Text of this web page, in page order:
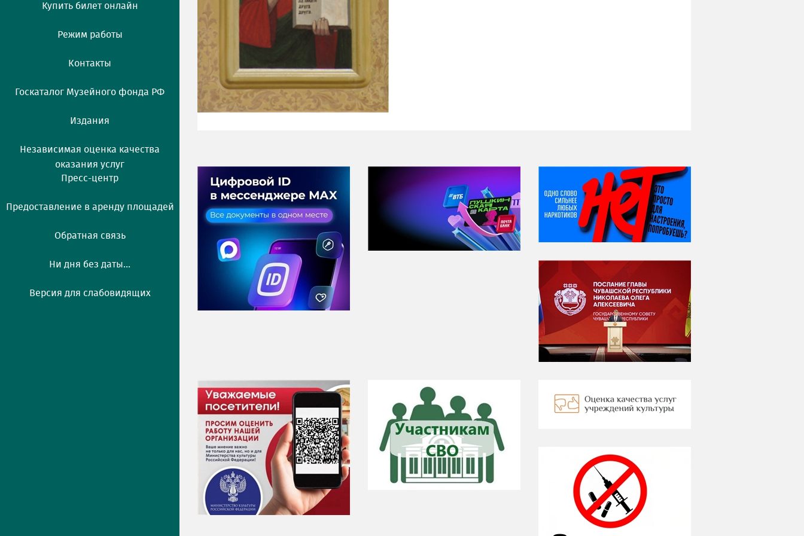
Купить билет онлайн
Режим работы
Контакты
Госкаталог Музейного фонда РФ
Издания
Независимая оценка качества
оказания услуг
Пресс-центр
Предоставление в аренду площадей
Обратная связь
Ни дня без даты...
Версия для слабовидящих
НИ ДНЯ БЕЗ ДАТЫ...
08 августа
ВСЕМИРНЫЙ ДЕНЬ
КОШЕК